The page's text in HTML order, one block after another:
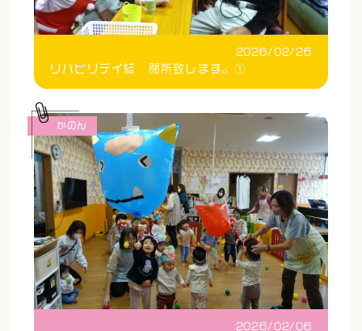
2026/02/26
リハビリデイ結 閉所致します。①
2026/02/06
かのん